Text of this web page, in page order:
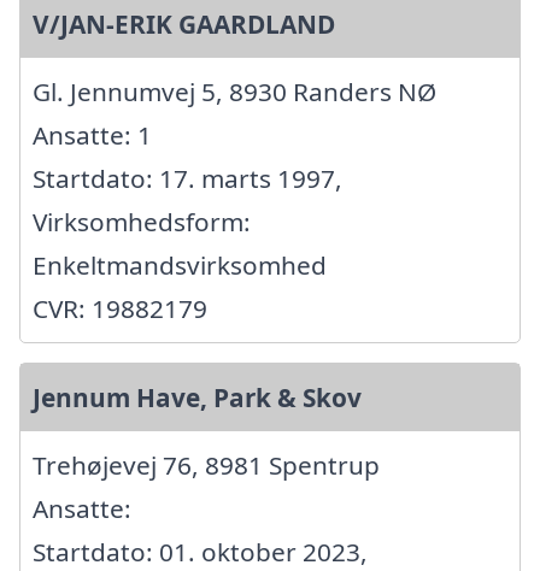
V/JAN-ERIK GAARDLAND
Gl. Jennumvej 5, 8930 Randers NØ
Ansatte: 1
Startdato: 17. marts 1997,
Virksomhedsform:
Enkeltmandsvirksomhed
CVR: 19882179
Jennum Have, Park & Skov
Trehøjevej 76, 8981 Spentrup
Ansatte:
Startdato: 01. oktober 2023,